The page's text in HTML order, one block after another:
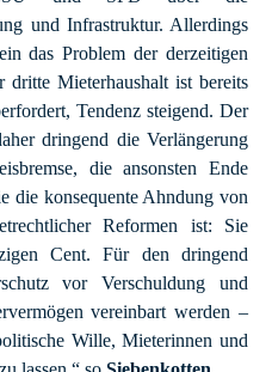
und Infrastruktur. Allerdings
das Problem der derzeitigen
dritte Mieterhaushalt ist bereits
Tendenz steigend. Der
dringend die Verlängerung
die ansonsten Ende
die konsequente Ahndung von
Reformen ist: Sie
Cent. Für den dringend
vor Verschuldung und
vereinbart werden –
Wille, Mieterinnen und